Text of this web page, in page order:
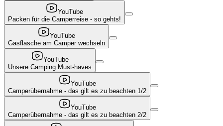
YouTube
Packen für die Camperreise - so gehts!
YouTube
Gasflasche am Camper wechseln
YouTube
Unsere Camping Must-haves
YouTube
Camperübernahme - das gilt es zu beachten 1/2
YouTube
Camperübernahme - das gilt es zu beachten 2/2